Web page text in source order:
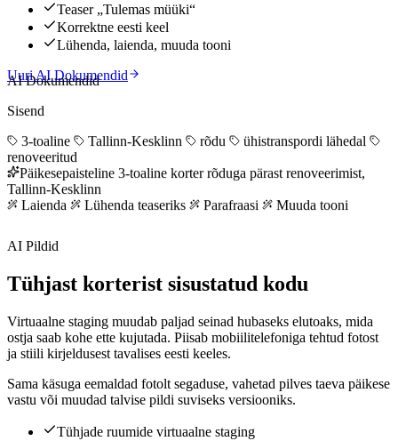
Teaser „Tulemas müüki“
Korrektne eesti keel
Lühenda, laienda, muuda tooni
Uuri AI Dokumendid
AI Dokumendid
Sisend
3-toaline
Tallinn-Kesklinn rõdu
ühistranspordi lähedal
renoveeritud
Päikesepaisteline 3-toaline korter rõduga pärast renoveerimist,
Tallinn-Kesklinn
Laienda
Lühenda teaseriks Parafraasi Muuda tooni
AI Pildid
Tühjast korterist sisustatud kodu
Virtuaalne staging muudab paljad seinad hubaseks elutoaks, mida
ostja saab kohe ette kujutada. Piisab mobiilitelefoniga tehtud fotost
ja stiili kirjeldusest tavalises eesti keeles.
Sama käsuga eemaldad fotolt segaduse, vahetad pilves taeva päikese
vastu või muudad talvise pildi suviseks versiooniks.
Tühjade ruumide virtuaalne staging